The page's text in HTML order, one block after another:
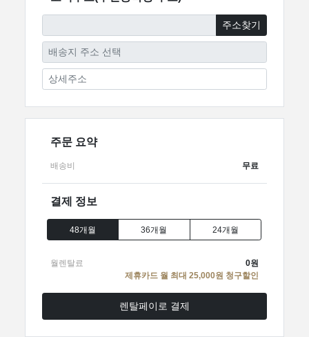
주소찾기
주문 요약
배송비 무료
결제 정보
48개월 36개월 24개월
월렌탈료 0원
제휴카드 월 최대 25,000원 청구할인
렌탈페이로 결제